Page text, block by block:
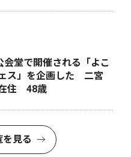
会堂で開催される「よこ
ス」を企画した 二宮
住 48歳
を見る